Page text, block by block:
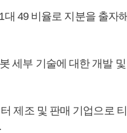
대 49 비율로 지분을 출자
세부 기술에 대한 개발
제조 및 판매 기업으로